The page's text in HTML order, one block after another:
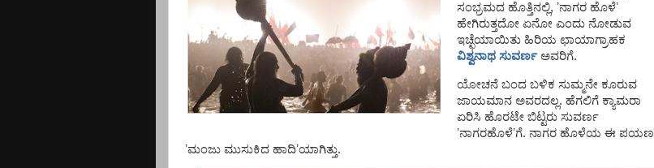
ಸಂಭ್ರಮದ ಹೊತ್ತಿನಲ್ಲಿ, ʼನಾಗರ ಹೊಳೆʼ
ಹೇಗಿರುತ್ತದೋ ಏನೋ ಎಂದು ನೋಡುವ
ಇಚ್ಛೆಯಾಯಿತು ಹಿರಿಯ ಛಾಯಾಗ್ರಾಹಕ
ವಿಶ್ವನಾಥ ಸುವರ್ಣಅವರಿಗೆ.
ಯೋಚನೆ ಬಂದ ಬಳಿಕ ಸುಮ್ಮನೇ ಕೂರುವ
ಜಾಯಮಾನ ಅವರದಲ್ಲ. ಹೆಗಲಿಗೆ ಕ್ಯಾಮರಾ
ಏರಿಸಿ ಹೊರಟೇ ಬಿಟ್ಟರು ಸುವರ್ಣ
ʼನಾಗರಹೊಳೆʼಗೆ. ನಾಗರ ಹೊಳೆಯ ಈ ಪಯಣ
ʼಮಂಜು ಮುಸುಕಿದ ಹಾದಿʼಯಾಗಿತ್ತು.